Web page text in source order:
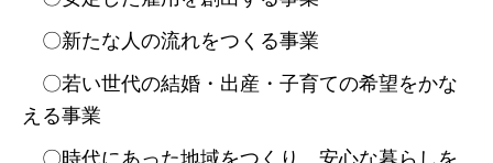
〇新たな人の流れをつくる事業
〇若い世代の結婚・出産・子育ての希望をかな
える事業